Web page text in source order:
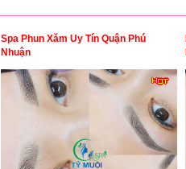
Spa Phun Xăm Uy Tín Quận Phú
Nhuận